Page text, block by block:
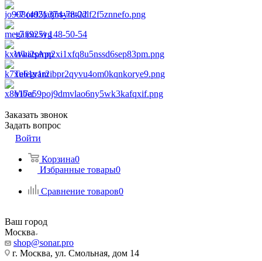
+7 (495) 374-78-22
+7 (925) 148-50-54
WhatsApp
Telegram
Viber
Заказать звонок
Задать вопрос
Войти
Корзина0
Избранные товары0
Сравнение товаров0
Ваш город
Москва
shop@sonar.pro
г. Москва, ул. Смольная, дом 14